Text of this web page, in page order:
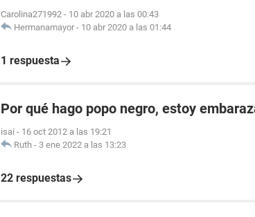
Carolina271992 - 10 abr 2020 a las 00:43
Hermanamayor - 10 abr 2020 a las 01:44
1 respuesta
Por qué hago popo negro, estoy
isai - 16 oct 2012 a las 19:21
Ruth - 3 ene 2022 a las 13:23
22 respuestas